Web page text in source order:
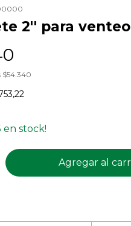
2'' para venteo
$54.340
en stock!